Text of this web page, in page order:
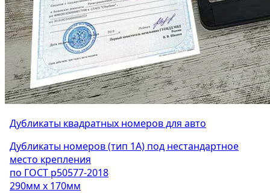
Дубликаты квадратных номеров для авто
Дубликаты номеров (тип 1А) под нестандартное
место крепления
по ГОСТ р50577-2018
290мм х 170мм